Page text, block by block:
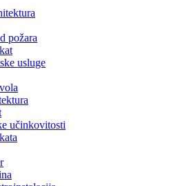
požara
usluge
učinkovitosti